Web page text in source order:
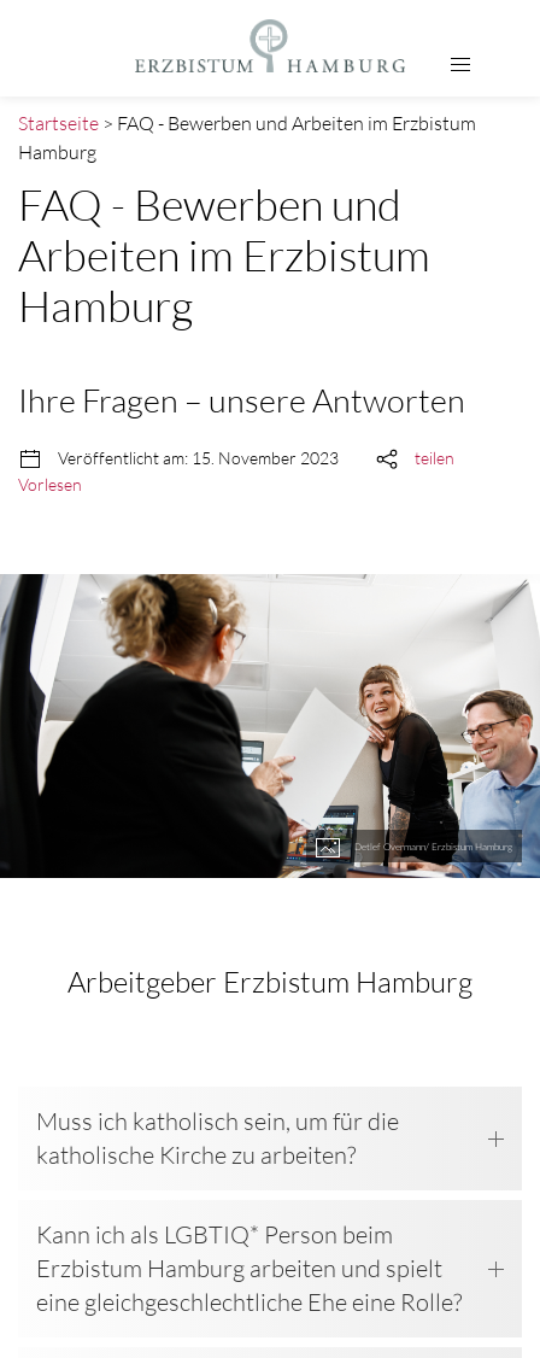
Startseite > FAQ - Bewerben und Arbeiten im Erzbistum
Hamburg
FAQ - Bewerben und
Arbeiten im Erzbistum
Hamburg
Ihre Fragen – unsere Antworten
Veröffentlicht am: 15. November 2023
teilen
Vorlesen
Detlef Overmann/ Erzbistum Hamburg
Arbeitgeber Erzbistum Hamburg
Muss ich katholisch sein, um für die
katholische Kirche zu arbeiten?
Kann ich als LGBTIQ* Person beim
Erzbistum Hamburg arbeiten und spielt
eine gleichgeschlechtliche Ehe eine Rolle?